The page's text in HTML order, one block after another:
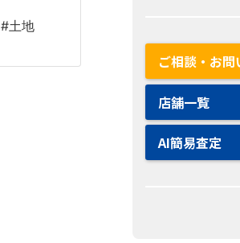
#土地
ご相談・お問
店舗一覧
AI簡易査定